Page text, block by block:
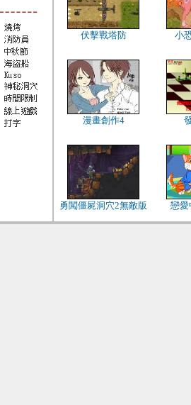
伏擊戰塔防 小
漫畫創作4
勇闖僵屍洞穴2無敵版 戀愛